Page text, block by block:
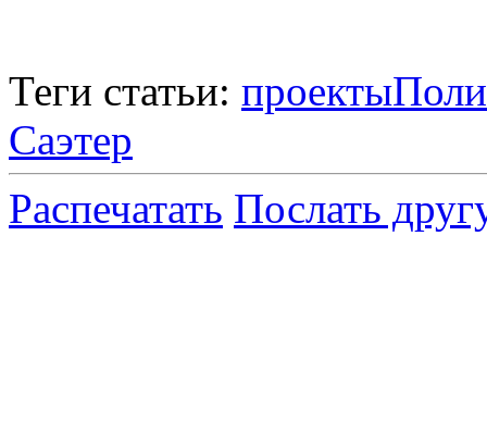
Теги статьи: проекты
Саэтер
Распечатать Послать